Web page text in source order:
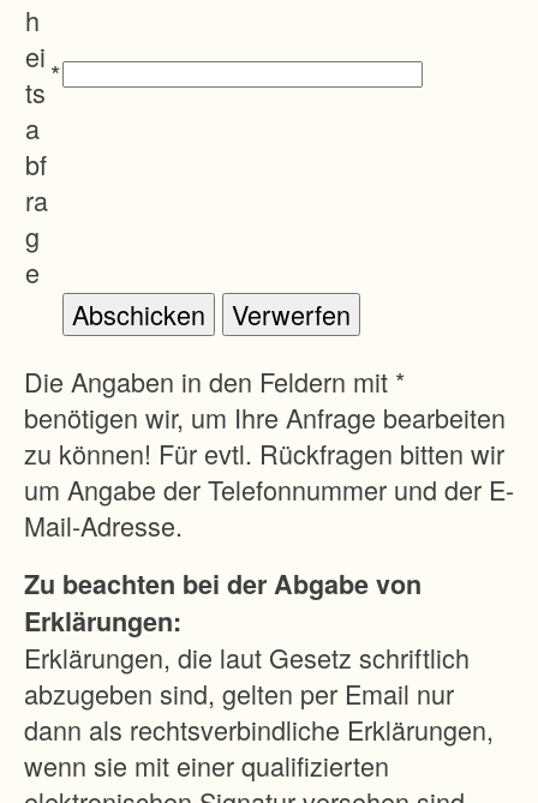
h
ei
ts
a
bf
ra
g
e
*
Die Angaben in den Feldern mit *
benötigen wir, um Ihre Anfrage bearbeiten
zu können! Für evtl. Rückfragen bitten wir
um Angabe der Telefonnummer und der E-
Mail-Adresse.
Zu beachten bei der Abgabe von
Erklärungen:
Erklärungen, die laut Gesetz schriftlich
abzugeben sind, gelten per Email nur
dann als rechtsverbindliche Erklärungen,
wenn sie mit einer qualifizierten